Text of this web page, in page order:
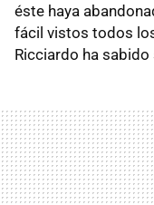
éste haya
fácil vistos todos
Ricciardo ha